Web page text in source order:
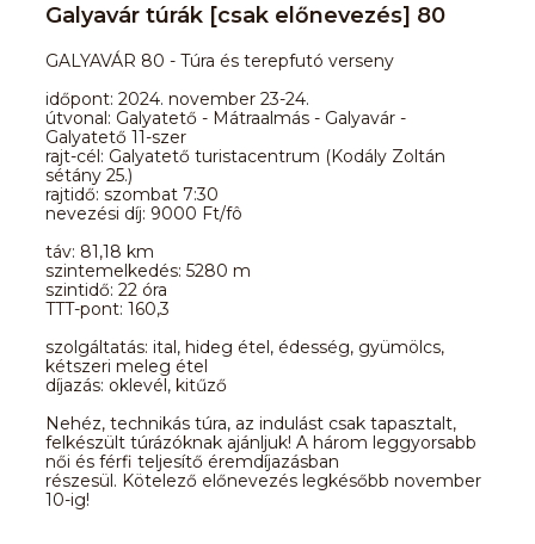
Galyavár túrák [csak előnevezés] 80
GALYAVÁR 80 - Túra és terepfutó verseny
időpont: 2024. november 23-24.
útvonal: Galyatető - Mátraalmás - Galyavár -
Galyatető 11-szer
rajt-cél: Galyatető turistacentrum (Kodály Zoltán
sétány 25.)
rajtidő: szombat 7:30
nevezési díj: 9000 Ft/fô
táv: 81,18 km
szintemelkedés: 5280 m
szintidő: 22 óra
TTT-pont: 160,3
szolgáltatás: ital, hideg étel, édesség, gyümölcs,
kétszeri meleg étel
díjazás: oklevél, kitűző
Nehéz, technikás túra, az indulást csak tapasztalt,
felkészült túrázóknak ajánljuk! A három leggyorsabb
női és férfi teljesítő éremdíjazásban
részesül. Kötelező előnevezés legkésőbb november
10-ig!